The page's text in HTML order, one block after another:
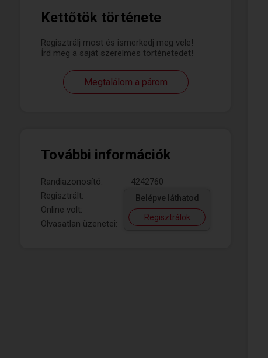
Kettőtök története
Regisztrálj most és ismerkedj meg vele!
Írd meg a saját szerelmes történetedet!
Megtalálom a párom
További információk
Randiazonosító:
4242760
Regisztrált:
Online volt:
Olvasatlan üzenetei:
Belépve láthatod
Regisztrálok